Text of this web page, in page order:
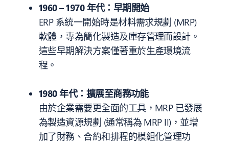
1960 – 1970 年代：早期開始
ERP 系統一開始時是材料需求規劃 (MRP)
軟體，專為簡化製造及庫存管理而設計。
這些早期解決方案僅著重於生產環境流
程。
1980 年代：擴展至商務功能
由於企業需要更全面的工具，MRP 已發展
為製造資源規劃 (通常稱為 MRP II)，並增
加了財務、合約和排程的模組化管理功